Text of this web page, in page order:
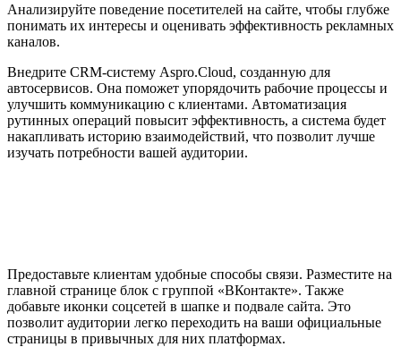
Анализируйте поведение посетителей на сайте, чтобы глубже
понимать их интересы и оценивать эффективность рекламных
каналов.
Внедрите CRM-систему Aspro.Cloud, созданную для
автосервисов. Она поможет упорядочить рабочие процессы и
улучшить коммуникацию с клиентами. Автоматизация
рутинных операций повысит эффективность, а система будет
накапливать историю взаимодействий, что позволит лучше
изучать потребности вашей аудитории.
Предоставьте клиентам удобные способы связи. Разместите на
главной странице блок с группой «ВКонтакте». Также
добавьте иконки соцсетей в шапке и подвале сайта. Это
позволит аудитории легко переходить на ваши официальные
страницы в привычных для них платформах.